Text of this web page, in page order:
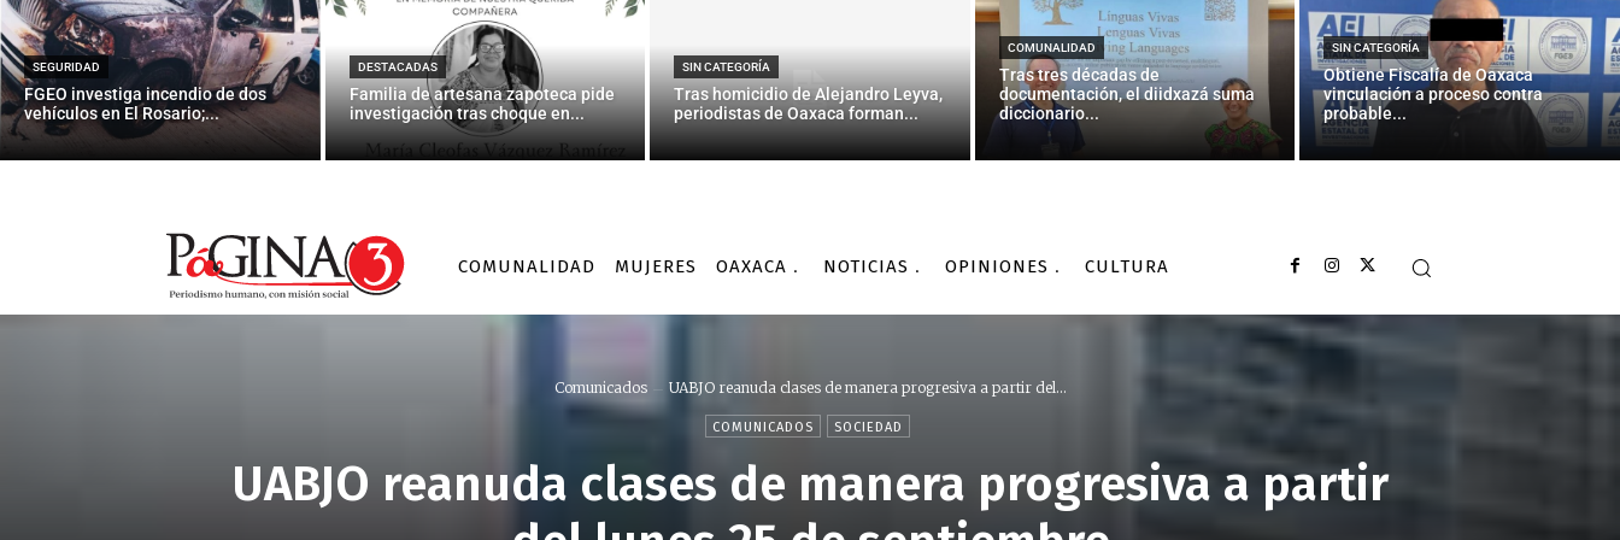
SEGURIDAD
FGEO investiga incendio de dos
vehículos en El Rosario;...
DESTACADAS
Familia de artesana zapoteca pide
investigación tras choque en...
SIN CATEGORÍA
Tras homicidio de Alejandro Leyva,
periodistas de Oaxaca forman...
COMUNALIDAD
Tras tres décadas de
documentación, el diidxazá suma
diccionario...
SIN CATEGORÍA
Obtiene Fiscalía de Oaxaca
vinculación a proceso contra
probable...
COMUNALIDAD MUJERES OAXACA NOTICIAS OPINIONES CULTURA
Comunicados UABJO reanuda clases de manera progresiva a partir del...
COMUNICADOS SOCIEDAD
UABJO reanuda clases de manera progresiva a partir